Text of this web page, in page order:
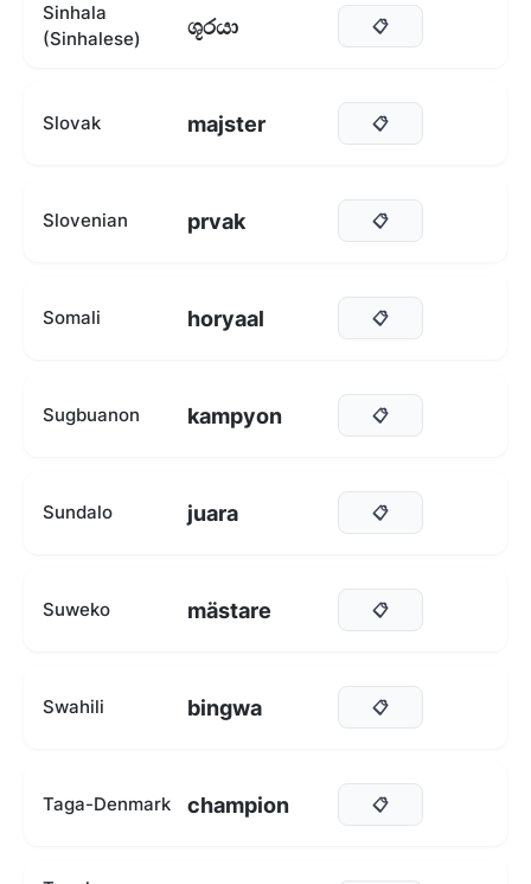
Sinhala
(Sinhalese)
ශූරයා 📋
Slovak majster 📋
Slovenian prvak 📋
Somali horyaal 📋
Sugbuanon kampyon 📋
Sundalo juara 📋
Suweko mästare 📋
Swahili bingwa 📋
Taga-Denmark champion 📋